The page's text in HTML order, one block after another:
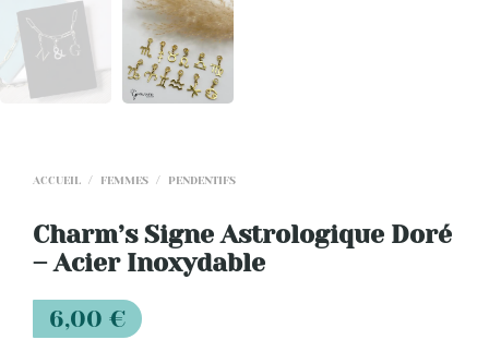
ACCUEIL / FEMMES / PENDENTIFS
Charm’s Signe Astrologique Doré
– Acier Inoxydable
6,00 €